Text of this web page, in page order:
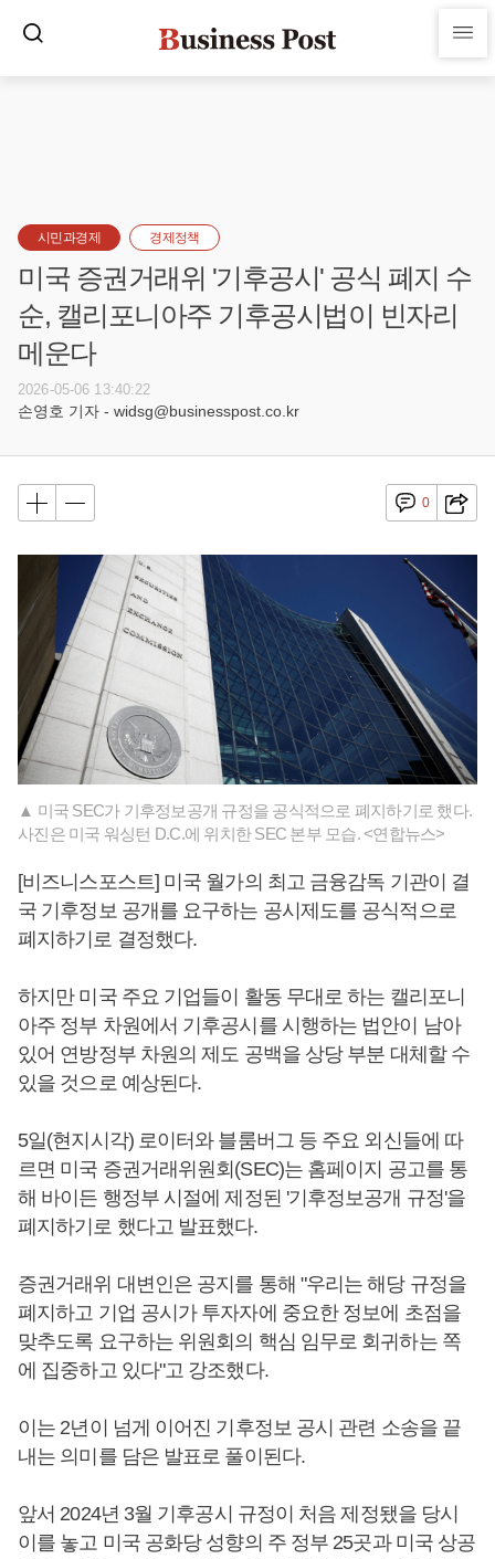
시민과경제 경제정책
미국 증권거래위 '기후공시' 공식 폐지 수
순, 캘리포니아주 기후공시법이 빈자리
메운다
2026-05-06 13:40:22
손영호 기자 - widsg@businesspost.co.kr
0
▲ 미국 SEC가 기후정보공개 규정을 공식적으로 폐지하기로 했다.
사진은 미국 워싱턴 D.C.에 위치한 SEC 본부 모습. <연합뉴스>
[비즈니스포스트] 미국 월가의 최고 금융감독 기관이 결
국 기후정보 공개를 요구하는 공시제도를 공식적으로
폐지하기로 결정했다.
하지만 미국 주요 기업들이 활동 무대로 하는 캘리포니
아주 정부 차원에서 기후공시를 시행하는 법안이 남아
있어 연방정부 차원의 제도 공백을 상당 부분 대체할 수
있을 것으로 예상된다.
5일(현지시각) 로이터와 블룸버그 등 주요 외신들에 따
르면 미국 증권거래위원회(SEC)는 홈페이지 공고를 통
해 바이든 행정부 시절에 제정된 '기후정보공개 규정'을
폐지하기로 했다고 발표했다.
증권거래위 대변인은 공지를 통해 "우리는 해당 규정을
폐지하고 기업 공시가 투자자에 중요한 정보에 초점을
맞추도록 요구하는 위원회의 핵심 임무로 회귀하는 쪽
에 집중하고 있다"고 강조했다.
이는 2년이 넘게 이어진 기후정보 공시 관련 소송을 끝
내는 의미를 담은 발표로 풀이된다.
앞서 2024년 3월 기후공시 규정이 처음 제정됐을 당시
이를 놓고 미국 공화당 성향의 주 정부 25곳과 미국 상공